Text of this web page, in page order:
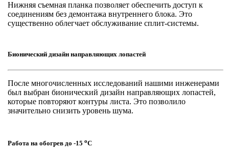
Нижняя съемная планка позволяет обеспечить доступ к
соединениям без демонтажа внутреннего блока. Это
существенно облегчает обслуживание сплит-системы.
Бионический дизайн направляющих лопастей
После многочисленных исследований нашими инженерами
был выбран бионический дизайн направляющих лопастей,
которые повторяют контуры листа. Это позволило
значительно снизить уровень шума.
Работа на обогрев до -15 oC